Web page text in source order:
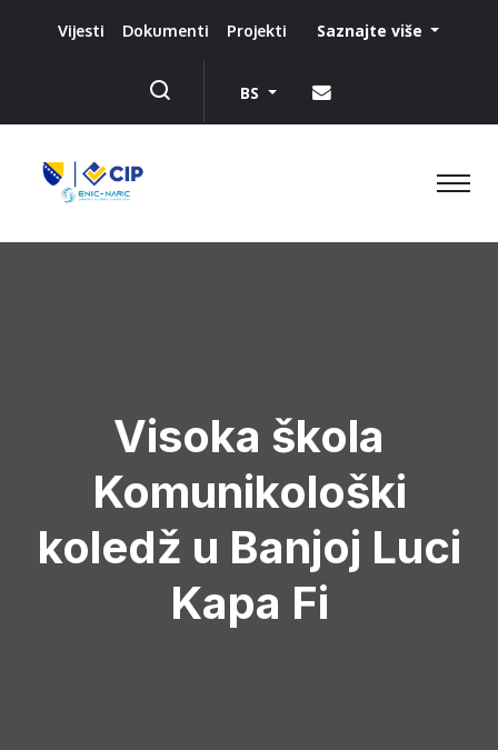
Vijesti Dokumenti Projekti Saznajte više
BS
Visoka škola
Komunikološki
koledž u Banjoj Luci
Kapa Fi